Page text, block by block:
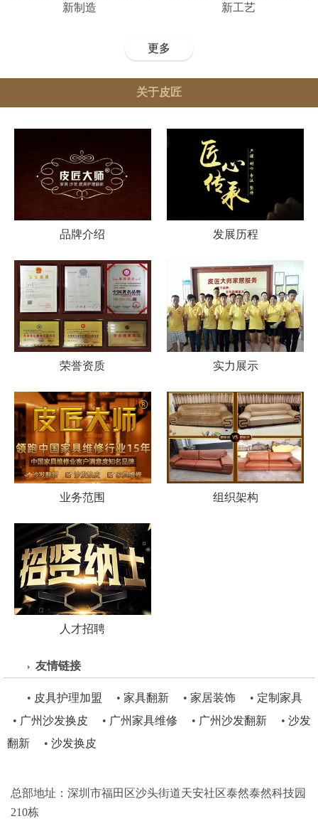
新制造
新工艺
更多
关于皮匠
品牌介绍 发展历程
荣誉资质 实力展示
业务范围 组织架构
人才招聘
友情链接
• 皮具护理加盟 • 家具翻新• 家居装饰 • 定制家具
• 广州沙发换皮 • 广州家具维修 • 广州沙发翻新• 沙发
翻新• 沙发换皮
总部地址：深圳市福田区沙头街道天安社区泰然泰然科技园
210栋